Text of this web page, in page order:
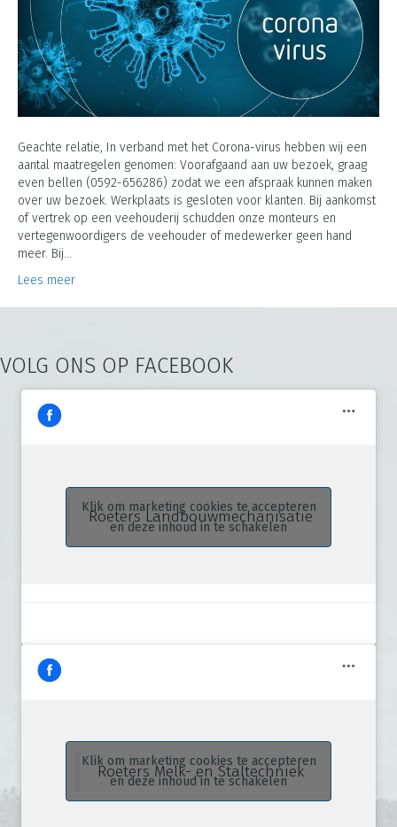
Geachte relatie, In verband met het Corona-virus hebben wij een
aantal maatregelen genomen: Voorafgaand aan uw bezoek, graag
even bellen (0592-656286) zodat we een afspraak kunnen maken
over uw bezoek. Werkplaats is gesloten voor klanten. Bij aankomst
of vertrek op een veehouderij schudden onze monteurs en
vertegenwoordigers de veehouder of medewerker geen hand
meer. Bij…
Lees meer
VOLG ONS OP FACEBOOK
Roeters Landbouwmechanisatie
Klik om marketing cookies te accepteren
en deze inhoud in te schakelen
Roeters Melk- en Staltechniek
Klik om marketing cookies te accepteren
en deze inhoud in te schakelen